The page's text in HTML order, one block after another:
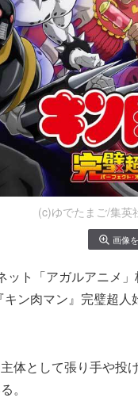
(c)ゆでたまご/集英
画像
ット「アガルアニメ
ン肉マン』完璧超
体として張り手や投
。